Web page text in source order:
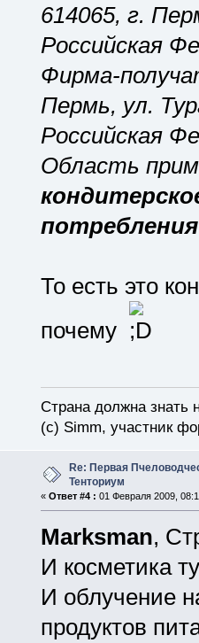
614065, г.
Российская
Фирма-
Пермь, ул.
Российская
Область
потребления
То есть это
почему
Страна должна знать
(c) Simm, участник
Re: Первая
Тенториум
« Ответ #4 : 01 Февраля 2009,
Marksman,
И косметика
И облучение
продуктов